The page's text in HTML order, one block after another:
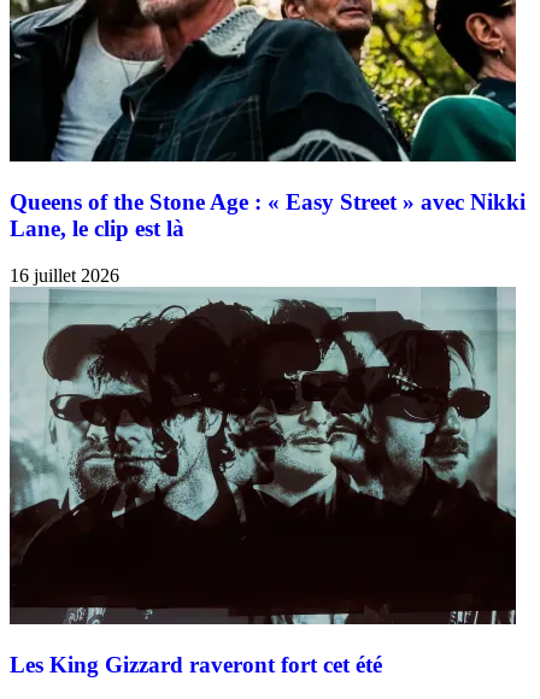
Queens of the Stone Age : « Easy Street » avec Nikki
Lane, le clip est là
16 juillet 2026
Les King Gizzard raveront fort cet été